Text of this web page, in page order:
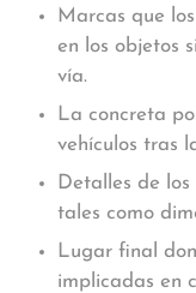
Marcas que
en los objetos
vía.
La concreta
vehículos tras
Detalles de
tales como
Lugar final
implicadas en